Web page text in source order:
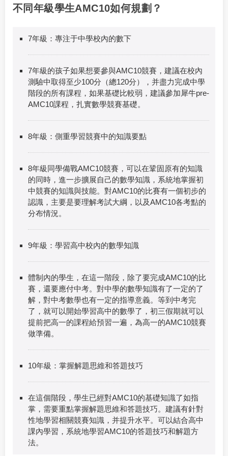
不同年級學生AMC10如何規劃？
7年級：專注于中學校內的數下
7年級的孩子如果想要參與AMC10競賽，建議在校內
測驗中取得至少100分（總120分），并盡力完成中學
階段的所有課程，如果基礎比較弱，建議參加犀牛pre-
AMC10課程，扎實數學競賽基礎。
8年級：側重學習競賽中的知識要點
8年級同學備戰AMC10競賽，可以在鞏固原有的知識
的同時，進一步擴展自己的數學知識，系統地掌握初
中競賽的知識與技能。對AMC10的比賽有一個初步的
認識，主要是要理解考試大綱，以及AMC10各考點的
分布情況。
9年級：學習高中校內的數學知識
體制內的學生，在這一階段，除了要完成AMC10的比
賽，還要應付中考。對中學的數學知識有了一定的了
解，對中考數學也有一定的指導意義。等到中考完
了，就可以開始學習高中的數學了，初三假期就可以
提前把高一的課程給預習一遍，為高一的AMC10競賽
做準備。
10年級：掌握解題思維和答題技巧
在這個階段，學生已經對AMC10的基礎知識了如指
掌，需要重點掌握解題思維和答題技巧。建議有針對
性地學習相關競賽知識，并提升水平。可以結合高中
課內學習，系統地學習AMC10的答題技巧和解題方
法。